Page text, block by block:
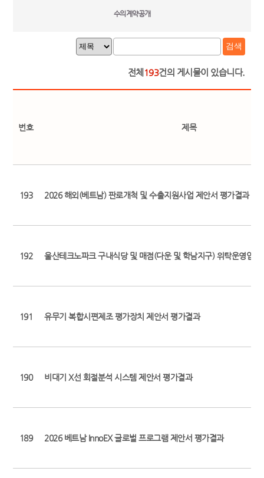
수의계약공개
검색
전체 193건의 게시물이 있습니다.
번호 제목
193 2026 해외(베트남) 판로개척 및 수출지원사업 제안서 평가결과
192 울산테크노파크 구내식당 및 매점(다운 및 학남지구) 위탁운영업
191 유무기 복합시편제조 평가장치 제안서 평가결과
190 비대기 X선 회절분석 시스템 제안서 평가결과
189 2026 베트남 InnoEX 글로벌 프로그램 제안서 평가결과